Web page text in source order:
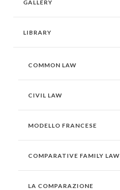
GALLERY
LIBRARY
COMMON LAW
CIVIL LAW
MODELLO FRANCESE
COMPARATIVE FAMILY LAW
LA COMPARAZIONE